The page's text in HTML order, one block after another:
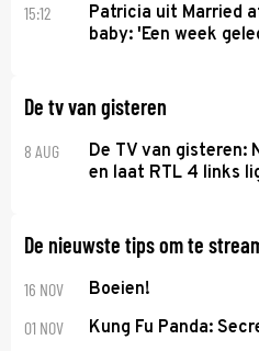
15:12
Patricia uit Married
baby: 'Een week
De tv van gisteren
8 AUG
De TV van gisteren:
en laat RTL 4 links
De nieuwste tips om te
16 NOV Boeien!
01 NOV Kung Fu Panda: